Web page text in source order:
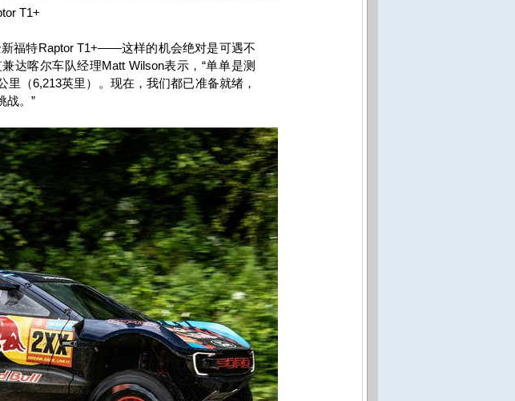
T1+
福特Raptor T1+——这样的机会绝对是可遇不
达喀尔车队经理Matt Wilson表示，“单单是测
里（6,213英里）。现在，我们都已准备就绪，
战。”